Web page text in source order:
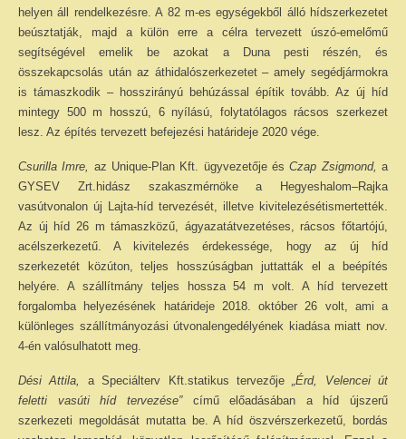
helyen áll rendelkezésre. A 82 m-es egységekből álló hídszerkezetet
beúsztatják, majd a külön erre a célra tervezett úszó-emelőmű
segítségével emelik be azokat a Duna pesti részén, és
összekapcsolás után az áthidalószerkezetet – amely segédjármokra
is támaszkodik – hosszirányú behúzással építik tovább. Az új híd
mintegy 500 m hosszú, 6 nyílású, folytatólagos rácsos szerkezet
lesz. Az építés tervezett befejezési határideje 2020 vége.
Csurilla Imre, az Unique-Plan Kft. ügyvezetője ésCzap Zsigmond, a
GYSEV Zrt.hidász szakaszmérnöke a Hegyeshalom–Rajka
vasútvonalon új Lajta-híd tervezését, illetve kivitelezésétismertették.
Az új híd 26 m támaszközű, ágyazatátvezetéses, rácsos főtartójú,
acélszerkezetű. A kivitelezés érdekessége, hogy az új híd
szerkezetét közúton, teljes hosszúságban juttatták el a beépítés
helyére. A szállítmány teljes hossza 54 m volt. A híd tervezett
forgalomba helyezésének határideje 2018. október 26 volt, ami a
különleges szállítmányozási útvonalengedélyének kiadása miatt nov.
4-én valósulhatott meg.
Dési Attila, a Speciálterv Kft.statikus tervezője„Érd, Velencei út
feletti vasúti híd tervezése”című előadásában a híd újszerű
szerkezeti megoldását mutatta be. A híd öszvérszerkezetű, bordás